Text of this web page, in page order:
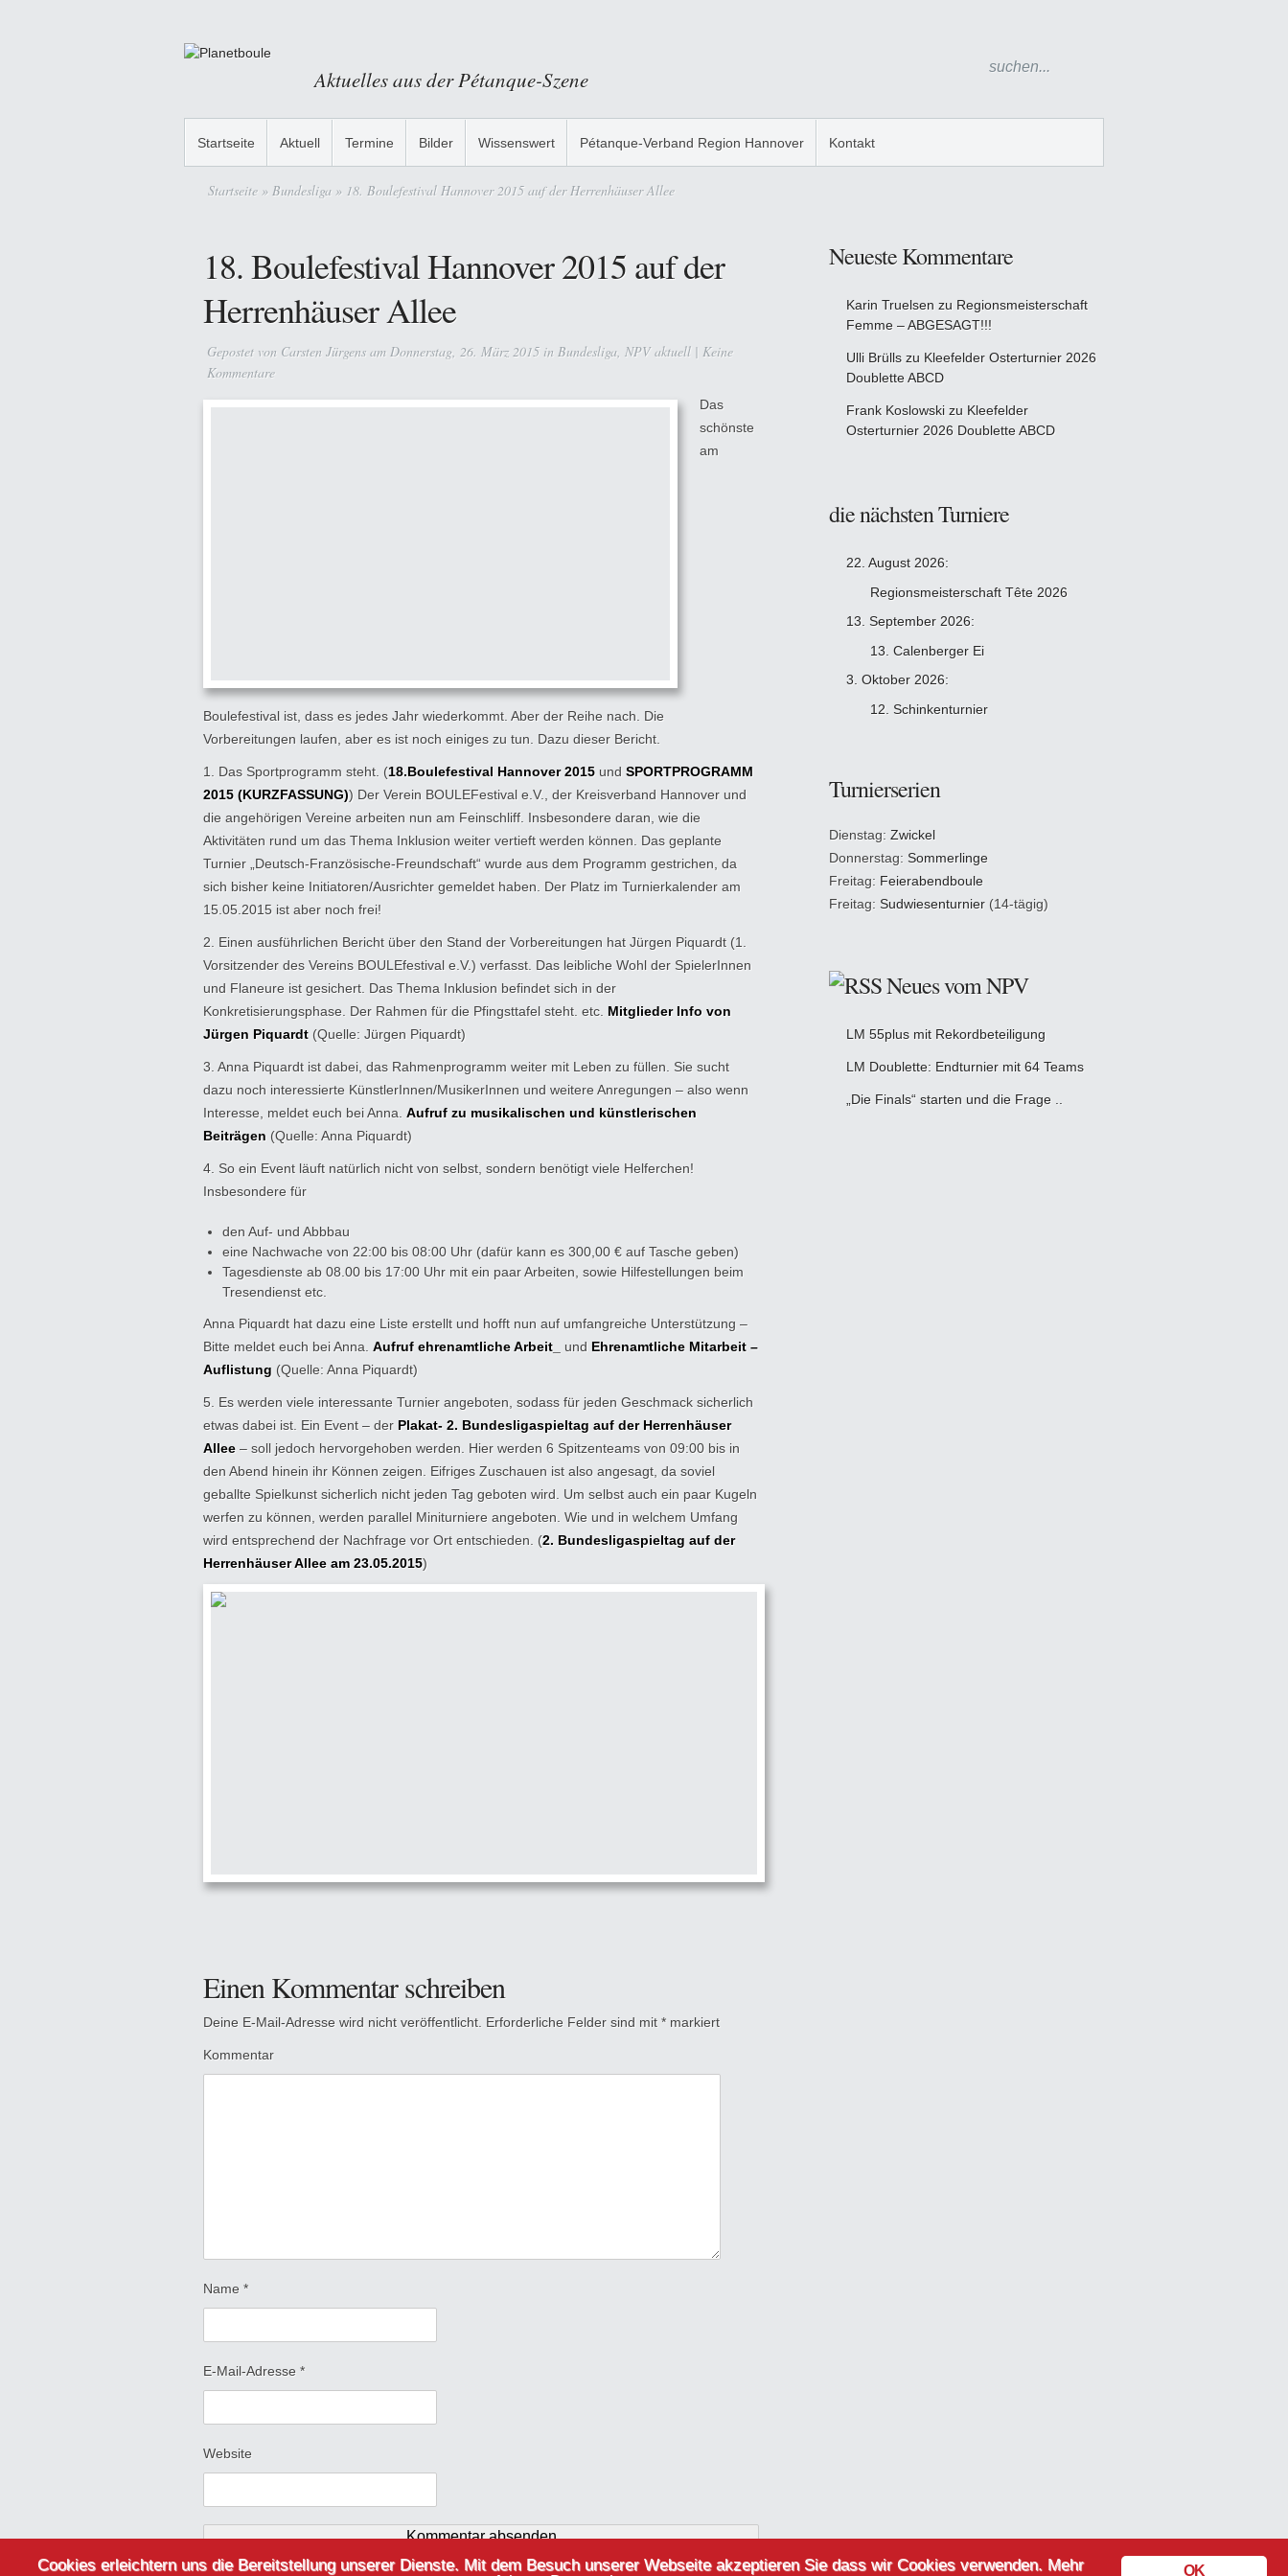
Aktuelles aus der Pétanque-Szene
Startseite Aktuell Termine Bilder Wissenswert Pétanque-Verband Region Hannover Kontakt
Startseite » Bundesliga » 18. Boulefestival Hannover 2015 auf der Herrenhäuser Allee
18. Boulefestival Hannover 2015 auf der
Herrenhäuser Allee
Gepostet von Carsten Jürgens am Donnerstag, 26. März 2015 in Bundesliga, NPV aktuell | Keine
Kommentare
Das
schönste
am
Boulefestival ist, dass es jedes Jahr wiederkommt. Aber der Reihe nach. Die
Vorbereitungen laufen, aber es ist noch einiges zu tun. Dazu dieser Bericht.
1. Das Sportprogramm steht. (18.Boulefestival Hannover 2015 und SPORTPROGRAMM
2015 (KURZFASSUNG)) Der Verein BOULEFestival e.V., der Kreisverband Hannover und
die angehörigen Vereine arbeiten nun am Feinschliff. Insbesondere daran, wie die
Aktivitäten rund um das Thema Inklusion weiter vertieft werden können. Das geplante
Turnier „Deutsch-Französische-Freundschaft“ wurde aus dem Programm gestrichen, da
sich bisher keine Initiatoren/Ausrichter gemeldet haben. Der Platz im Turnierkalender am
15.05.2015 ist aber noch frei!
2. Einen ausführlichen Bericht über den Stand der Vorbereitungen hat Jürgen Piquardt (1.
Vorsitzender des Vereins BOULEfestival e.V.) verfasst. Das leibliche Wohl der SpielerInnen
und Flaneure ist gesichert. Das Thema Inklusion befindet sich in der
Konkretisierungsphase. Der Rahmen für die Pfingsttafel steht. etc. Mitglieder Info von
Jürgen Piquardt (Quelle: Jürgen Piquardt)
3. Anna Piquardt ist dabei, das Rahmenprogramm weiter mit Leben zu füllen. Sie sucht
dazu noch interessierte KünstlerInnen/MusikerInnen und weitere Anregungen – also wenn
Interesse, meldet euch bei Anna. Aufruf zu musikalischen und künstlerischen
Beiträgen (Quelle: Anna Piquardt)
4. So ein Event läuft natürlich nicht von selbst, sondern benötigt viele Helferchen!
Insbesondere für
den Auf- und Abbbau
eine Nachwache von 22:00 bis 08:00 Uhr (dafür kann es 300,00 € auf Tasche geben)
Tagesdienste ab 08.00 bis 17:00 Uhr mit ein paar Arbeiten, sowie Hilfestellungen beim
Tresendienst etc.
Anna Piquardt hat dazu eine Liste erstellt und hofft nun auf umfangreiche Unterstützung –
Bitte meldet euch bei Anna. Aufruf ehrenamtliche Arbeit_ und Ehrenamtliche Mitarbeit –
Auflistung (Quelle: Anna Piquardt)
5. Es werden viele interessante Turnier angeboten, sodass für jeden Geschmack sicherlich
etwas dabei ist. Ein Event – der Plakat- 2. Bundesligaspieltag auf der Herrenhäuser
Allee – soll jedoch hervorgehoben werden. Hier werden 6 Spitzenteams von 09:00 bis in
den Abend hinein ihr Können zeigen. Eifriges Zuschauen ist also angesagt, da soviel
geballte Spielkunst sicherlich nicht jeden Tag geboten wird. Um selbst auch ein paar Kugeln
werfen zu können, werden parallel Miniturniere angeboten. Wie und in welchem Umfang
wird entsprechend der Nachfrage vor Ort entschieden. (2. Bundesligaspieltag auf der
Herrenhäuser Allee am 23.05.2015)
Einen Kommentar schreiben
Deine E-Mail-Adresse wird nicht veröffentlicht. Erforderliche Felder sind mit * markiert
Kommentar
Name *
E-Mail-Adresse *
Website
Neueste Kommentare
Karin Truelsen zu Regionsmeisterschaft
Femme – ABGESAGT!!!
Ulli Brülls zu Kleefelder Osterturnier 2026
Doublette ABCD
Frank Koslowski zu Kleefelder
Osterturnier 2026 Doublette ABCD
die nächsten Turniere
22. August 2026:
Regionsmeisterschaft Tête 2026
13. September 2026:
13. Calenberger Ei
3. Oktober 2026:
12. Schinkenturnier
Turnierserien
Dienstag: Zwickel
Donnerstag: Sommerlinge
Freitag: Feierabendboule
Freitag: Sudwiesenturnier (14-tägig)
Neues vom NPV
LM 55plus mit Rekordbeteiligung
LM Doublette: Endturnier mit 64 Teams
„Die Finals“ starten und die Frage ..
OK
Cookies erleichtern uns die Bereitstellung unserer Dienste. Mit dem Besuch unserer Webseite akzeptieren Sie dass wir Cookies verwenden. Mehr